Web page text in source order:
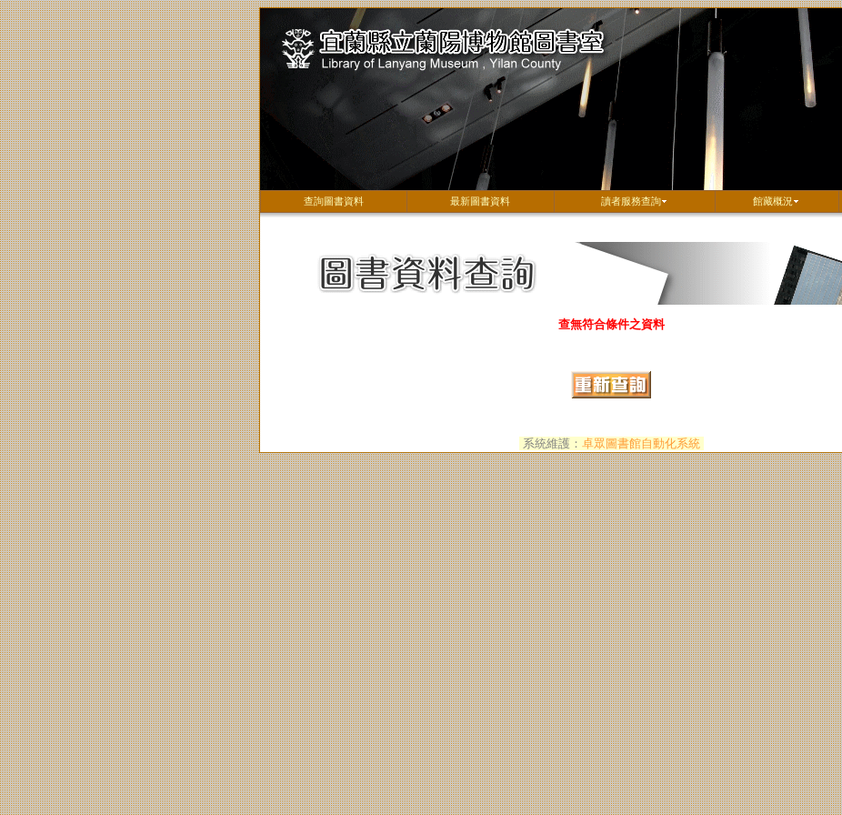
查詢圖書資料 最新圖書資料 讀者服務查詢 館藏概況
查無符合條件之資料
系統維護： 卓眾圖書館自動化系統